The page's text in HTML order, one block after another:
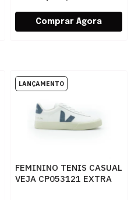
FEMININO TENIS CASUAL
VEJA CP053121 EXTRA